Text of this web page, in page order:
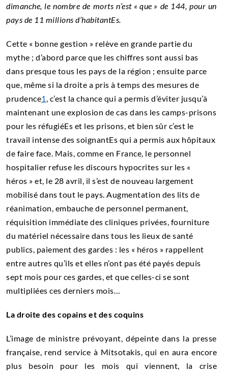
dimanche, le nombre de morts n’est « que » de 144, pour un
pays de 11 millions d’habitantEs.
Cette « bonne gestion » relève en grande partie du
mythe ; d’abord parce que les chiffres sont aussi bas
dans presque tous les pays de la région ; ensuite parce
que, même si la droite a pris à temps des mesures de
prudence1 , c’est la chance qui a permis d’éviter jusqu’à
maintenant une explosion de cas dans les camps-prisons
pour les réfugiéEs et les prisons, et bien sûr c’est le
travail intense des soignantEs qui a permis aux hôpitaux
de faire face. Mais, comme en France, le personnel
hospitalier refuse les discours hypocrites sur les «
héros » et, le 28 avril, il s’est de nouveau largement
mobilisé dans tout le pays. Augmentation des lits de
réanimation, embauche de personnel permanent,
réquisition immédiate des cliniques privées, fourniture
du matériel nécessaire dans tous les lieux de santé
publics, paiement des gardes : les « héros » rappellent
entre autres qu’ils et elles n’ont pas été payés depuis
sept mois pour ces gardes, et que celles-ci se sont
multipliées ces derniers mois…
La droite des copains et des coquins
L’image de ministre prévoyant, dépeinte dans la presse
française, rend service à Mitsotakis, qui en aura encore
plus besoin pour les mois qui viennent, la crise